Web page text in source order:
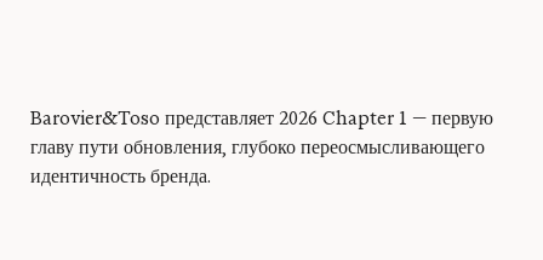
Barovier&Toso представляет 2026 Chapter 1 — первую
главу пути обновления, глубоко переосмысливающего
идентичность бренда.